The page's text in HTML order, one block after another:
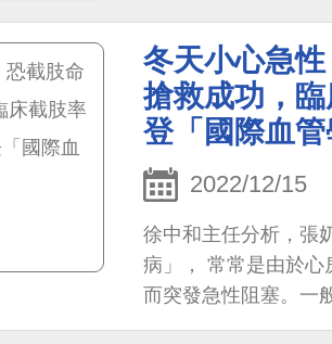
特別是心臟。
冬天小心急
搶救成功，
登「國際血管
2022/12/15
徐中和主任分析，張
病」， 常常是由於心
而突發急性阻塞。一
肢率仍有20-30%。